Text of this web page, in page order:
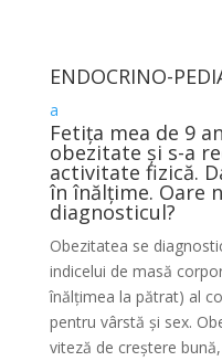
ENDOCRINO-
a
Fetița mea de 9
obezitate și s-a
activitate fizică.
în înălțime. Oare
diagnosticul?
Obezitatea se
indicelui de masă
înălțimea la pătrat) al
pentru vârstă și sex.
viteză de creștere